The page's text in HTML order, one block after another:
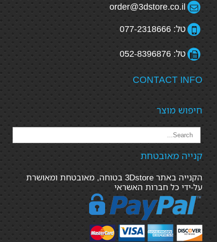
order@3dstore.co.il
טל: 077-2318666
טל: 052-8396876
CONTACT INFO
חיפוש מוצר
קנייה מאובטחת
הקנייה באתר 3Dstore בטוחה, מאובטחת ומאושרת
על-ידי כל חברות האשראי